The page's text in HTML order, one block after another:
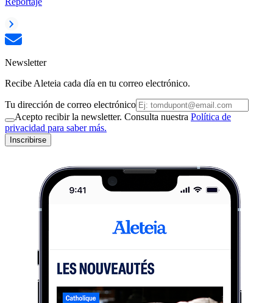
Newsletter
Recibe Aleteia cada día en tu correo electrónico.
Tu dirección de correo electrónico
Acepto recibir la newsletter. Consulta nuestra Política de
privacidad para saber más.
Inscribirse